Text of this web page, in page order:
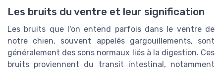
Les bruits du ventre et leur signification
Les bruits que l'on entend parfois dans le ventre de
notre chien, souvent appelés gargouillements, sont
généralement des sons normaux liés à la digestion. Ces
bruits proviennent du transit intestinal, notamment